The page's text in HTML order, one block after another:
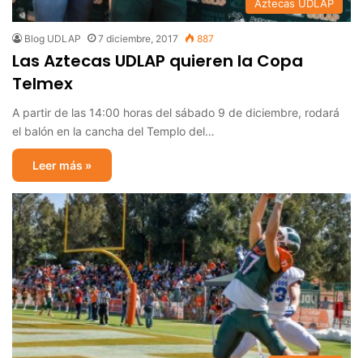
Aztecas UDLAP
Blog UDLAP 7 diciembre, 2017 887
Las Aztecas UDLAP quieren la Copa
Telmex
A partir de las 14:00 horas del sábado 9 de diciembre, rodará
el balón en la cancha del Templo del…
Leer más »